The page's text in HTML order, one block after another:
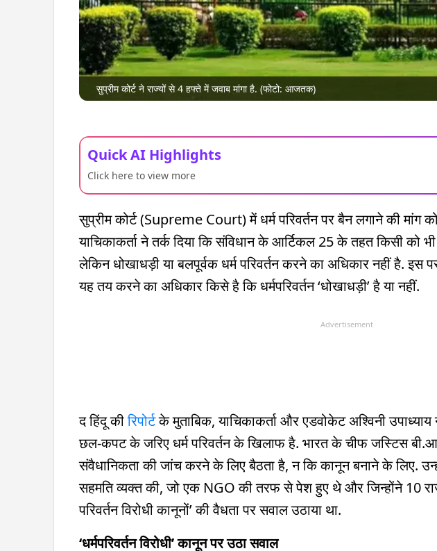
सुप्रीम कोर्ट ने राज्यों से 4 हफ्ते में जवाब मांगा है. (फोटो: आजतक)
Quick AI Highlights
Click here to view more
सुप्रीम कोर्ट (Supreme Court) में धर्म परिवर्तन पर बैन लगाने की मांग
याचिकाकर्ता ने तर्क दिया कि संविधान के आर्टिकल 25 के तहत किसी को
लेकिन धोखाधड़ी या बलपूर्वक धर्म परिवर्तन करने का अधिकार नहीं है. इस
यह तय करने का अधिकार किसे है कि धर्मपरिवर्तन ‘धोखाधड़ी’ है या नहीं.
Advertisement
द हिंदू कीरिपोर्टके मुताबिक, याचिकाकर्ता और एडवोकेट अश्विनी
छल-कपट के जरिए धर्म परिवर्तन के खिलाफ है. भारत के चीफ जस्टिस
संवैधानिकता की जांच करने के लिए बैठता है, न कि कानून बनाने के लिए.
सहमति व्यक्त की, जो एक NGO की तरफ से पेश हुए थे और जिन्होंने 10
परिवर्तन विरोधी कानूनों’ की वैधता पर सवाल उठाया था.
‘धर्मपरिवर्तन विरोधी’ कानून पर उठा सवाल